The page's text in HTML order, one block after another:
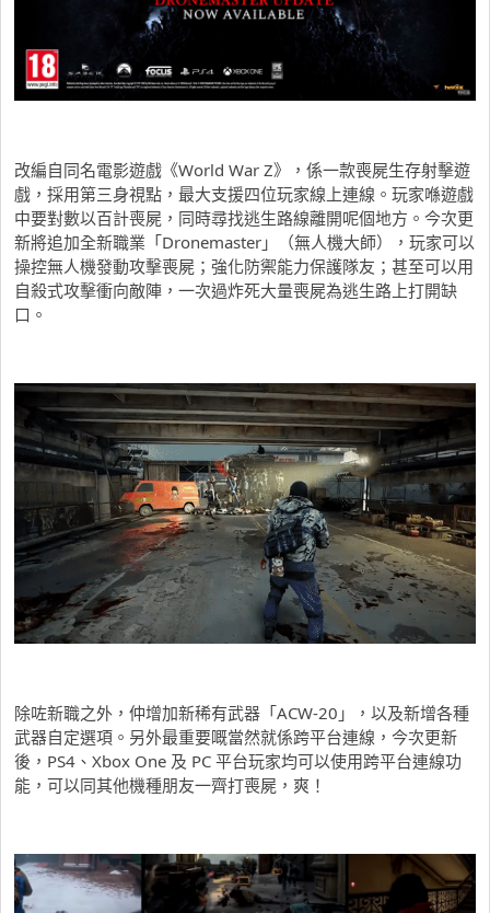
改編自同名電影遊戲《World War Z》，係一款喪屍生存射擊遊
戲，採用第三身視點，最大支援四位玩家線上連線。玩家喺遊戲
中要對數以百計喪屍，同時尋找逃生路線離開呢個地方。今次更
新將追加全新職業「Dronemaster」（無人機大師），玩家可以
操控無人機發動攻擊喪屍；強化防禦能力保護隊友；甚至可以用
自殺式攻擊衝向敵陣，一次過炸死大量喪屍為逃生路上打開缺
口。
除咗新職之外，仲增加新稀有武器「ACW-20」，以及新增各種
武器自定選項。另外最重要嘅當然就係跨平台連線，今次更新
後，PS4、Xbox One 及 PC 平台玩家均可以使用跨平台連線功
能，可以同其他機種朋友一齊打喪屍，爽！